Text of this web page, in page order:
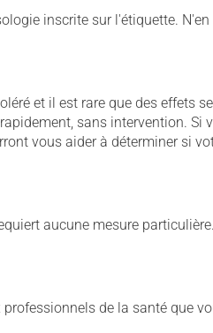
inscrite sur l'étiquette.
et il est rare que des effets
sans intervention.
vous aider à déterminer si
aucune mesure
de la santé que